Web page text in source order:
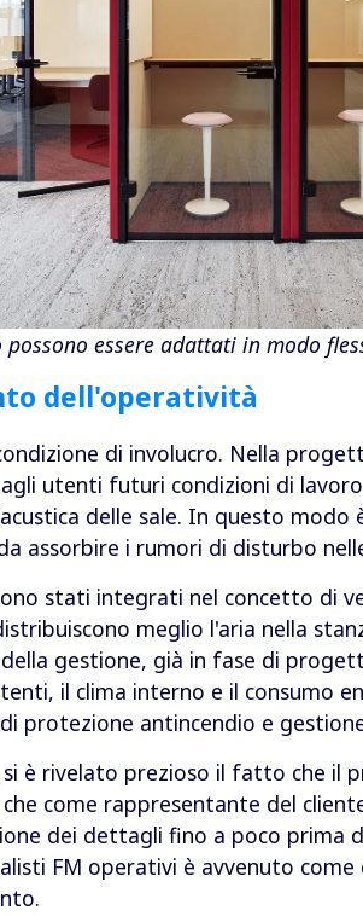
essere adattati in modo
dell'operatività
di involucro. Nella
utenti futuri condizioni di
delle sale. In questo
assorbire i rumori di disturbo
stati integrati nel concetto di
meglio l'aria nella
della gestione, già in fase di
il clima interno e il consumo
protezione antincendio e
è rivelato prezioso il fatto che il
come rappresentante del
dei dettagli fino a poco
FM operativi è avvenuto